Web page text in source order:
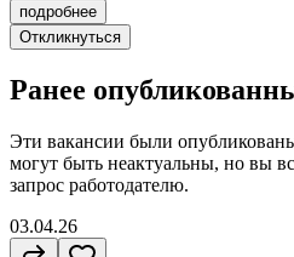
подробнее
Откликнуться
Ранее
Эти вакансии были
могут быть неактуальны, но вы
запрос работодателю.
03.04.26